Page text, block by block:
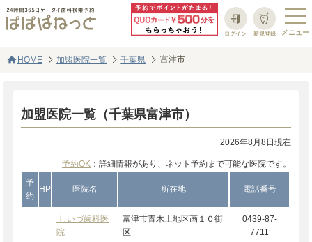
新規登録
ログイン
homeHOME 加盟医院一覧 千葉県 富津市
加盟医院一覧（千葉県富津市）
2026年8月8日現在
予約OK：詳細情報があり、ネット予約まで可能な医院です。
予
約
HP 医院名 所在地 電話番号
しいづ歯科医
院
富津市青木土地区画１０街
区
0439-87-
7711